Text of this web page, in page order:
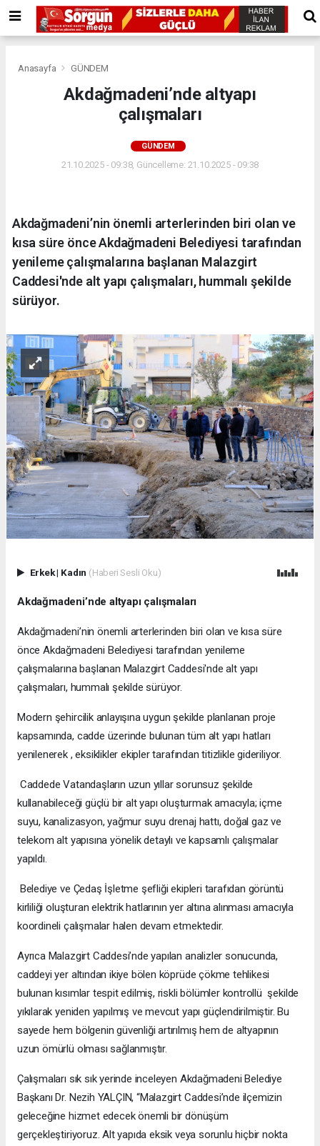
Anasayfa GÜNDEM
Akdağmadeni’nde altyapı
çalışmaları
GÜNDEM
21.10.2025 - 09:38, Güncelleme: 21.10.2025 - 09:38
Akdağmadeni’nin önemli arterlerinden biri olan ve
kısa süre önce Akdağmadeni Belediyesi tarafından
yenileme çalışmalarına başlanan Malazgirt
Caddesi'nde alt yapı çalışmaları, hummalı şekilde
sürüyor.
Erkek| Kadın (Haberi Sesli Oku)
Akdağmadeni’nde altyapı çalışmaları
Akdağmadeni’nin önemli arterlerinden biri olan ve kısa süre
önce Akdağmadeni Belediyesi tarafından yenileme
çalışmalarına başlanan Malazgirt Caddesi'nde alt yapı
çalışmaları, hummalı şekilde sürüyor.
Modern şehircilik anlayışına uygun şekilde planlanan proje
kapsamında, cadde üzerinde bulunan tüm alt yapı hatları
yenilenerek , eksiklikler ekipler tarafından titizlikle gideriliyor.
Caddede Vatandaşların uzun yıllar sorunsuz şekilde
kullanabileceği güçlü bir alt yapı oluşturmak amacıyla; içme
suyu, kanalizasyon, yağmur suyu drenaj hattı, doğal gaz ve
telekom alt yapısına yönelik detaylı ve kapsamlı çalışmalar
yapıldı.
Belediye ve Çedaş İşletme şefliği ekipleri tarafıdan görüntü
kirliliği oluşturan elektrik hatlarının yer altına alınması amacıyla
koordineli çalışmalar halen devam etmektedir.
Ayrıca Malazgirt Caddesi’nde yapılan analizler sonucunda,
caddeyi yer altından ikiye bölen köprüde çökme tehlikesi
bulunan kısımlar tespit edilmiş, riskli bölümler kontrollü şekilde
yıkılarak yeniden yapılmış ve mevcut yapı güçlendirilmiştir. Bu
sayede hem bölgenin güvenliği artırılmış hem de altyapının
uzun ömürlü olması sağlanmıştır.
Çalışmaları sık sık yerinde inceleyen Akdağmadeni Belediye
Başkanı Dr. Nezih YALÇIN, “Malazgirt Caddesi’nde ilçemizin
geleceğine hizmet edecek önemli bir dönüşüm
gerçekleştiriyoruz. Alt yapıda eksik veya sorunlu hiçbir nokta